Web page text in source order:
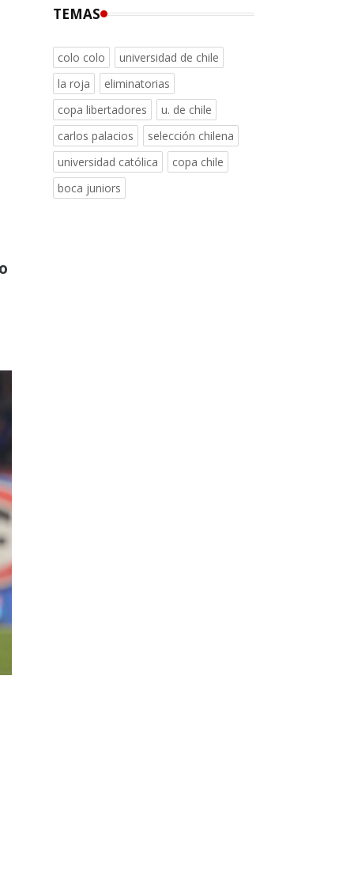
TEMAS
colo colo
universidad de chile
la roja
eliminatorias
copa libertadores
u. de chile
carlos palacios
selección chilena
universidad católica
copa chile
boca juniors